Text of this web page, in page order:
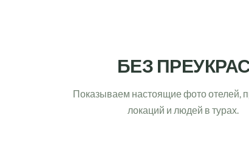
БЕЗ
Показываем настоящие фото отелей,
локаций и людей в турах.